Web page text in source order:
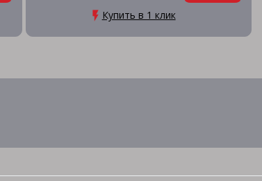
Купить в 1 клик